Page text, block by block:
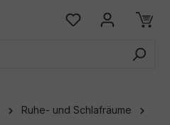
Ruhe- und Schlafräume